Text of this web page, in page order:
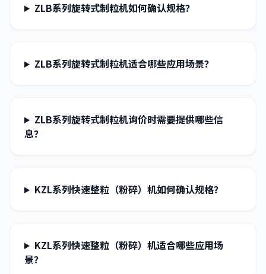
ZLB系列旋转式制粒机如何确认规格？
ZLB系列旋转式制粒机适合哪些应用场景？
ZLB系列旋转式制粒机询价时需要提供哪些信
息？
KZL系列快速整粒（粉碎）机如何确认规格？
KZL系列快速整粒（粉碎）机适合哪些应用场
景？